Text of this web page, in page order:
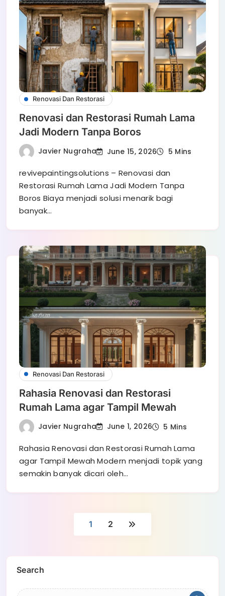
Renovasi Dan Restorasi
Renovasi dan Restorasi Rumah Lama
Jadi Modern Tanpa Boros
Javier Nugraha June 15, 2026 5 Mins
revivepaintingsolutions – Renovasi dan
Restorasi Rumah Lama Jadi Modern Tanpa
Boros Biaya menjadi solusi menarik bagi
banyak…
Renovasi Dan Restorasi
Rahasia Renovasi dan Restorasi
Rumah Lama agar Tampil Mewah
Javier Nugraha June 1, 2026 5 Mins
Rahasia Renovasi dan Restorasi Rumah Lama
agar Tampil Mewah Modern menjadi topik yang
semakin banyak dicari oleh…
1 2
Search